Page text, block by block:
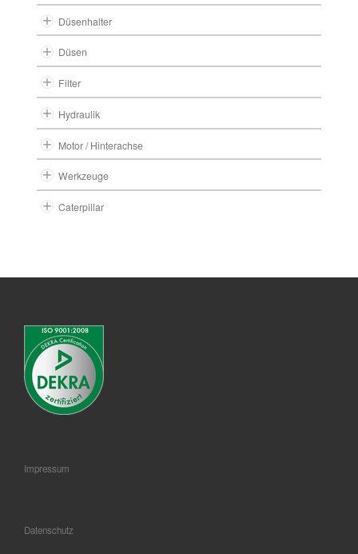
Düsenhalter
Düsen
Filter
Hydraulik
Motor / Hinterachse
Werkzeuge
Caterpillar
Impressum
Datenschutz